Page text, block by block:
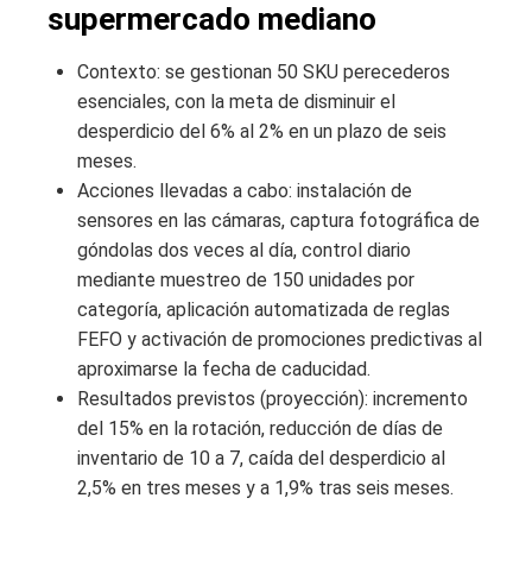
supermercado mediano
Contexto: se gestionan 50 SKU perecederos
esenciales, con la meta de disminuir el
desperdicio del 6% al 2% en un plazo de seis
meses.
Acciones llevadas a cabo: instalación de
sensores en las cámaras, captura fotográfica de
góndolas dos veces al día, control diario
mediante muestreo de 150 unidades por
categoría, aplicación automatizada de reglas
FEFO y activación de promociones predictivas al
aproximarse la fecha de caducidad.
Resultados previstos (proyección): incremento
del 15% en la rotación, reducción de días de
inventario de 10 a 7, caída del desperdicio al
2,5% en tres meses y a 1,9% tras seis meses.